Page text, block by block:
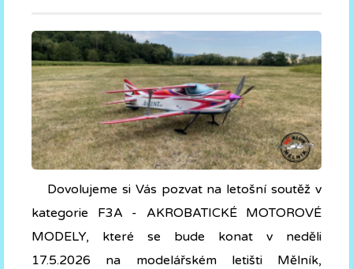
Dovolujeme si Vás pozvat na letošní soutěž v
kategorie F3A - AKROBATICKÉ MOTOROVÉ
MODELY, které se bude konat v neděli
17.5.2026 na modelářském letišti Mělník,